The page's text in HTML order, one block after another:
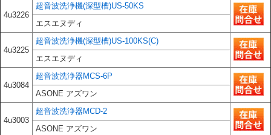
4u3226
超音波洗浄機(深型槽)US-50KS
エスエヌディ
4u3225
超音波洗浄機(深型槽)US-100KS(C)
エスエヌディ
4u3084
超音波洗浄器MCS-6P
ASONE アズワン
4u3003
超音波洗浄器MCD-2
ASONE アズワン